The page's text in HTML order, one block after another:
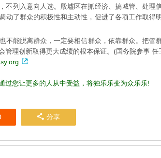
不列入意向人选。殷墟区在抓经济、搞城管、处理
动了群众的积极性和主动性，促进了各项工作取得
能脱离群众，一定要相信群众，依靠群众。把管
管理创新取得更大成绩的根本保证。(国务院参事 任
过您让更多的人从中受益，将独乐乐变为众乐乐!
分享